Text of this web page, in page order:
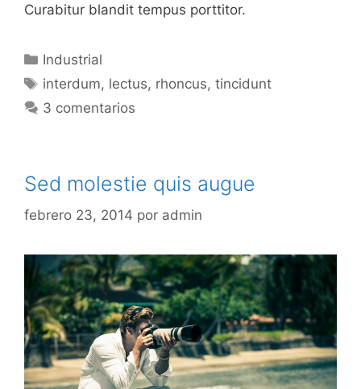
Curabitur blandit tempus porttitor.
Categorías
Industrial
Etiquetas
interdum, lectus, rhoncus,tincidunt
3 comentarios
Sed molestie quis augue
febrero 23, 2014 por admin